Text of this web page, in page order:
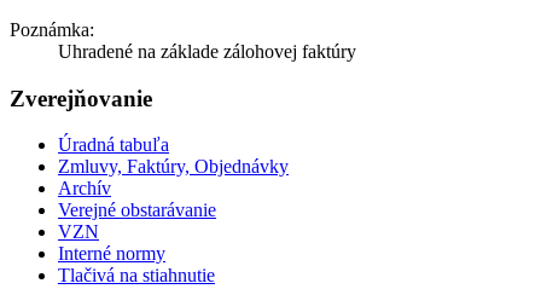
Poznámka:
Uhradené na základe zálohovej faktúry
Zverejňovanie
Úradná tabuľa
Zmluvy, Faktúry, Objednávky
Archív
Verejné obstarávanie
VZN
Interné normy
Tlačivá na stiahnutie